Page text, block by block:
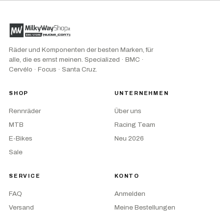
Räder und Komponenten der besten Marken, für
alle, die es ernst meinen. Specialized · BMC ·
Cervélo · Focus · Santa Cruz.
SHOP
Rennräder
MTB
E-Bikes
Sale
UNTERNEHMEN
Über uns
Racing Team
Neu 2026
SERVICE
FAQ
Versand
KONTO
Anmelden
Meine Bestellungen